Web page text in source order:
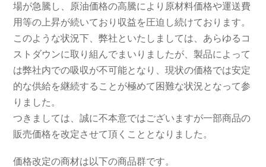
場が急騰し、原油価格の高騰により原材料価格や運送費
用等の上昇が続いており収益を圧迫し続けております。
このような状況下、弊社といたしましては、あらゆるコ
ストダウンに取り組んでまいりましたが、製品によって
は弊社内での吸収が不可能となり、現状の価格では安定
的な供給を継続することが極めて困難な状況となって参
りました。
つきましては、誠に不本意ではございますが一部商品の
販売価格を改定させて頂くこととなりました。
価格改定の商材は以下の商品群です。